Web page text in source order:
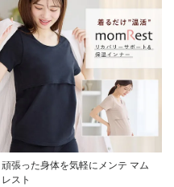
頑張った身体を気軽にメンテ マム
レスト